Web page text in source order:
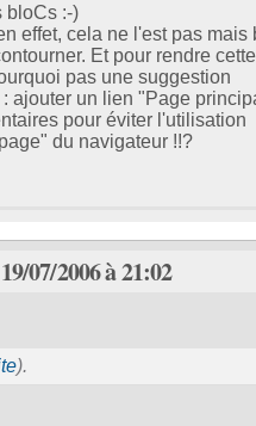
bloCs :-)
effet, cela ne l'est pas mais
Et pour rendre
pas une suggestion
ajouter un lien "Page
pour éviter l'utilisation
du navigateur !!?
07/2006 à 21:02
).